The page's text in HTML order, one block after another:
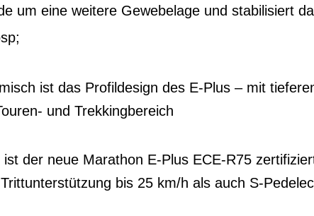
um eine weitere Gewebelage und stabilisiert
ist das Profildesign des E-Plus – mit
und Trekkingbereich
der neue Marathon E-Plus ECE-R75
bis 25 km/h als auch S-